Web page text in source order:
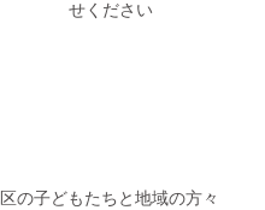
せください
の子どもたちと地域の方々